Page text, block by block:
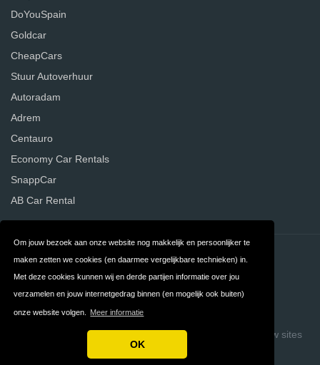
Om jouw bezoek aan onze website nog makkelijk en persoonlijker te
maken zetten we cookies (en daarmee vergelijkbare technieken) in.
Met deze cookies kunnen wij en derde partijen informatie over jou
verzamelen en jouw internetgedrag binnen (en mogelijk ook buiten)
onze website volgen. Meer informatie
OK
DoYouSpain
Goldcar
CheapCars
Stuur Autoverhuur
Autoradam
Adrem
Centauro
Economy Car Rentals
SnappCar
AB Car Rental
Contact Privacy
Algemene FAQ
Copyright © 2026 Vergelijk Autoverhuurders
Build review sites
with ReviewTycoon